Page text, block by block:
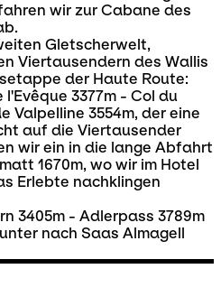
wir zur Cabane des
Gletscherwelt,
Viertausendern des Wallis
der Haute Route:
3377m - Col du
Valpelline 3554m, der eine
auf die Viertausender
wir ein in die lange Abfahrt
1670m, wo wir im Hotel
Erlebte nachklingen
3405m - Adlerpass 3789m
nach Saas Almagell